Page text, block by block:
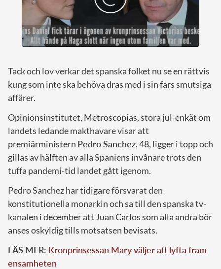
Tack och lov verkar det spanska folket nu se en rättvis
kung som inte ska behöva dras med i sin fars smutsiga
affärer.
Opinionsinstitutet, Metroscopias, stora jul-enkät om
landets ledande makthavare visar att
premiärministern Pedro Sanchez, 48, ligger i topp och
gillas av hälften av alla Spaniens invånare trots den
tuffa pandemi-tid landet gått igenom.
Pedro Sanchez har tidigare försvarat den
konstitutionella monarkin och sa till den spanska tv-
kanalen i december att Juan Carlos som alla andra bör
anses oskyldig tills motsatsen bevisats.
LÄS MER: Kronprinsessan Mary väljer att lyfta fram
ensamheten